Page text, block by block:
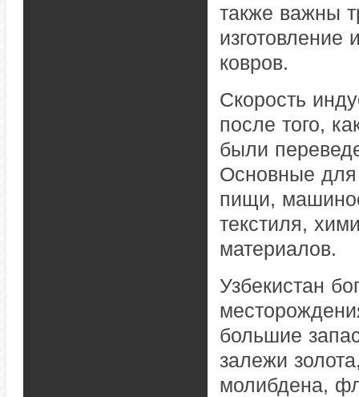
также важны
изготовление
ковров.
Скорость
после того,
были
Основные для
пищи,
текстиля,
материалов.
Узбекистан
большие
залежи
молибдена,